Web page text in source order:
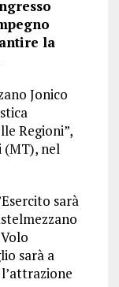
la
Jonico
Regioni”,
(MT), nel
sarà
sarà a